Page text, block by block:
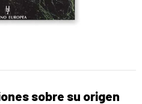
sobre su origen